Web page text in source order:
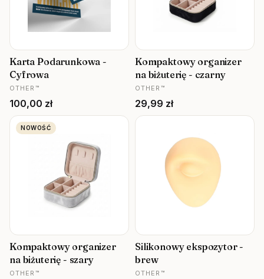
Karta Podarunkowa -
Cyfrowa
PRODUCENT
OTHER™
Cena
100,00 zł
Kompaktowy organizer
na biżuterię - czarny
PRODUCENT
OTHER™
Cena
29,99 zł
NOWOŚĆ
Kompaktowy organizer
na biżuterię - szary
PRODUCENT
OTHER™
Silikonowy ekspozytor -
brew
PRODUCENT
OTHER™